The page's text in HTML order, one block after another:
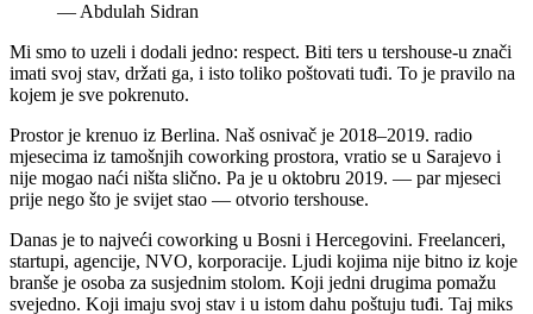
— Abdulah Sidran
Mi smo to uzeli i dodali jedno: respect. Biti ters u tershouse-u znači
imati svoj stav, držati ga, i isto toliko poštovati tuđi. To je pravilo na
kojem je sve pokrenuto.
Prostor je krenuo iz Berlina. Naš osnivač je 2018–2019. radio
mjesecima iz tamošnjih coworking prostora, vratio se u Sarajevo i
nije mogao naći ništa slično. Pa je u oktobru 2019. — par mjeseci
prije nego što je svijet stao — otvorio tershouse.
Danas je to najveći coworking u Bosni i Hercegovini. Freelanceri,
startupi, agencije, NVO, korporacije. Ljudi kojima nije bitno iz koje
branše je osoba za susjednim stolom. Koji jedni drugima pomažu
svejedno. Koji imaju svoj stav i u istom dahu poštuju tuđi. Taj miks